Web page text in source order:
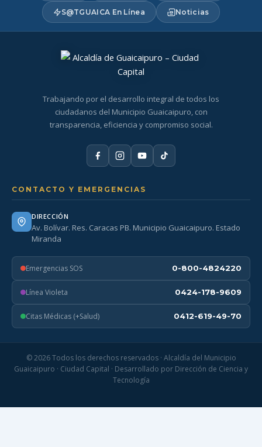
S@TGUAICA En Línea Noticias
Trabajando por el desarrollo integral de todos los
ciudadanos del Municipio Guaicaipuro, con
transparencia, eficiencia y compromiso social.
CONTACTO Y EMERGENCIAS
DIRECCIÓN
Av. Bolívar. Res. Caracas PB. Municipio Guaicaipuro. Estado
Miranda
Emergencias SOS 0-800-4824220
Línea Violeta 0424-178-9609
Citas Médicas (+Salud) 0412-619-49-70
© 2026 Todos los derechos reservados · Alcaldía del Municipio
Guaicaipuro · Ciudad Capital · Desarrollado por Dirección de Ciencia y
Tecnología